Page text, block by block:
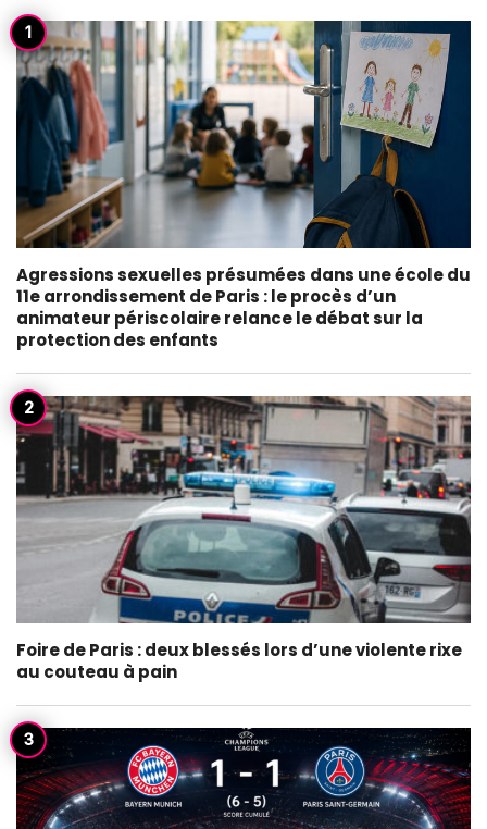
Agressions sexuelles présumées dans une école du
11e arrondissement de Paris : le procès d’un
animateur périscolaire relance le débat sur la
protection des enfants
Foire de Paris : deux blessés lors d’une violente rixe
au couteau à pain